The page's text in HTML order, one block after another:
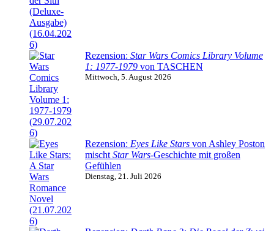
Rezension: Star Wars Comics Library Volume
1: 1977-1979 von TASCHEN
Mittwoch, 5. August 2026
Rezension: Eyes Like Stars von Ashley Poston
mischt Star Wars-Geschichte mit großen
Gefühlen
Dienstag, 21. Juli 2026